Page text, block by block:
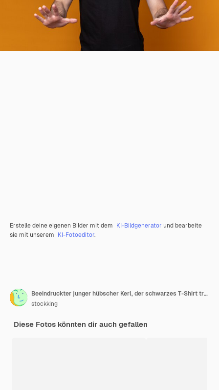
Erstelle deine eigenen Bilder mit dem KI-Bildgenerator und bearbeite
sie mit unserem KI-Fotoeditor.
Beeindruckter junger hübscher Kerl, der schwarzes T-Shirt trägt, das Stoppgeste zeigt, die auf orange Wand lokalisiert wird
stockking
Diese Fotos könnten dir auch gefallen